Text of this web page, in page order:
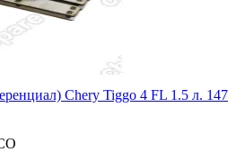
Chery Tiggo 4 FL 1.5 л. 147